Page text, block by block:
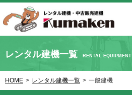
レンタル建機一覧 RENTAL EQUIPMENT
HOME > レンタル建機一覧 > 一般建機